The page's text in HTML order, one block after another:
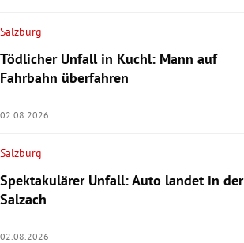
Salzburg
Tödlicher Unfall in Kuchl: Mann auf
Fahrbahn überfahren
02.08.2026
Salzburg
Spektakulärer Unfall: Auto landet in der
Salzach
02.08.2026